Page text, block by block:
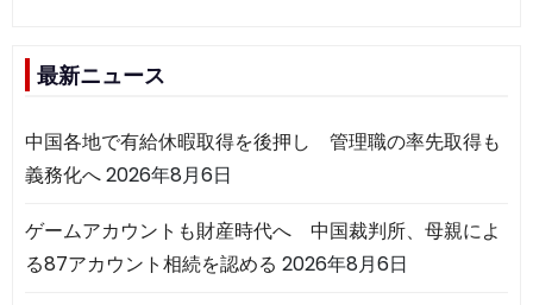
最新ニュース
中国各地で有給休暇取得を後押し 管理職の率先取得も
義務化へ2026年8月6日
ゲームアカウントも財産時代へ 中国裁判所、母親によ
る87アカウント相続を認める 2026年8月6日